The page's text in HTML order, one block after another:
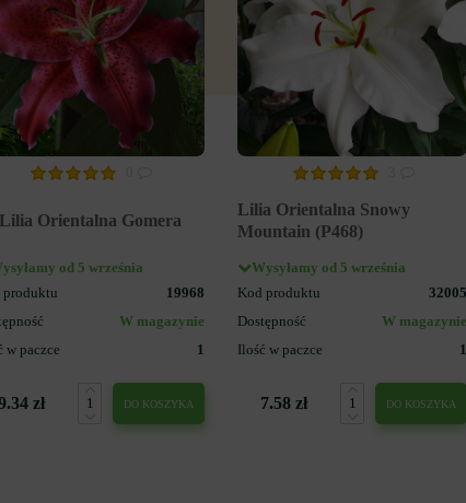
Lilia Orientalna Gomera
od 5 września
produktu
19968
W magazynie
w paczce
1
zł DO KOSZYKA
Lilia Orientalna Snowy
Mountain (P468)
Wysyłamy od 5 września
Kod produktu
32005
Dostępność
W magazynie
Ilość w paczce
1
7.58 zł DO KOSZYKA